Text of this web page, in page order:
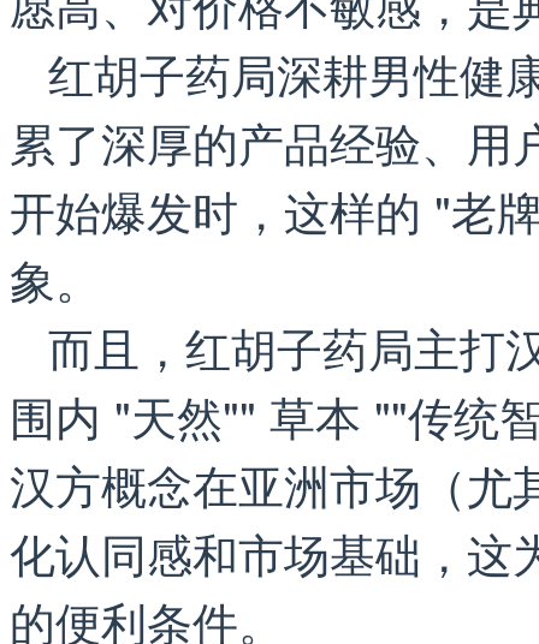
红胡子药局深耕男性健
累了深厚的产品经验、
开始爆发时，这样的 "老
象。
而且，红胡子药局主打
围内 "天然"" 草本 ""传统
汉方概念在亚洲市场（尤
化认同感和市场基础，这
的便利条件。